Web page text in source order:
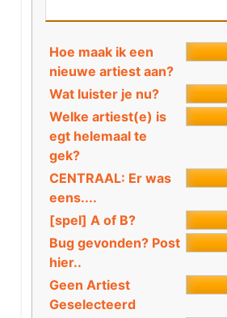
Hoe maak ik een
nieuwe artiest aan?
Wat luister je nu?
Welke artiest(e) is
egt helemaal te
gek?
CENTRAAL: Er was
eens....
[spel] A of B?
Bug gevonden? Post
hier..
Geen Artiest
Geselecteerd